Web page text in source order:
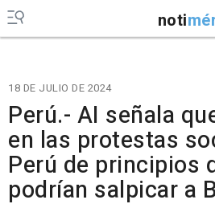
noti
18 DE JULIO DE 2024
Perú.- AI señala
en las protestas
Perú de principios
podrían salpicar a